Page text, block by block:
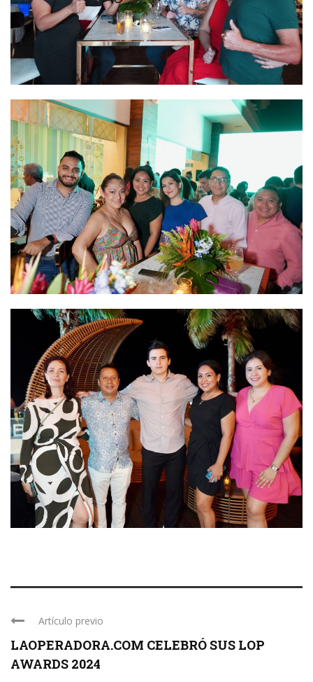
Artículo previo
LAOPERADORA.COM CELEBRÓ SUS LOP
AWARDS 2024